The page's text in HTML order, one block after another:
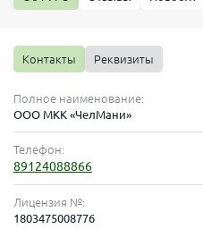
Контакты Реквизиты
Полное наименование:
ООО МКК «ЧелМани»
Телефон:
89124088866
Лицензия №:
1803475008776